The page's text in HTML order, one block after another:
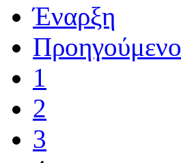
Έναρξη
Προηγούμενο
1
2
3